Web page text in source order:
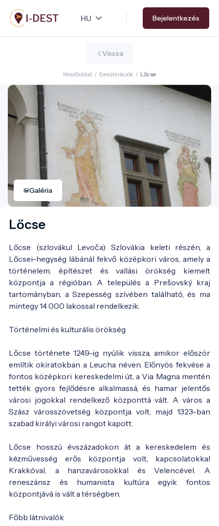
Ugrás
a
tartalomra
Bejelentkezés
Vissza
Kezdőoldal / Desztinációk / Lőcse
Galéria
Lőcse
Lőcse (szlovákul Levoča) Szlovákia keleti részén, a
Lőcsei-hegység lábánál fekvő középkori város, amely a
történelem, építészet és vallási örökség kiemelt
központja a régióban. A település a Prešovský kraj
tartományban, a Szepesség szívében található, és ma
mintegy 14 000 lakossal rendelkezik.
Történelmi és kulturális örökség
Lőcse története 1249-ig nyúlik vissza, amikor először
említik okiratokban a Leucha néven. Előnyös fekvése a
fontos középkori kereskedelmi út, a Via Magna mentén
tették gyors fejlődésre alkalmassá, és hamar jelentős
városi jogokkal rendelkező központtá vált. A város a
Szász városszövetség központja volt, majd 1323-ban
szabad királyi városi rangot kapott.
Lőcse hosszú évszázadokon át a kereskedelem és
kézművesség erős központja volt, kapcsolatokkal
Krakkóval, a hanzavárosokkal és Velencével. A
reneszánsz és humanista kultúra egyik fontos
központjává is vált a térségben.
Főbb látnivalók